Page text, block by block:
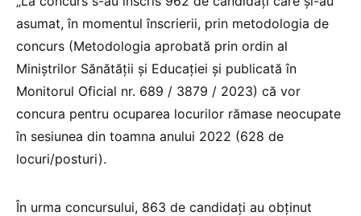
asumat, în momentul înscrierii, prin metodologia de
concurs (Metodologia aprobată prin ordin al
Miniștrilor Sănătății și Educației și publicată în
Monitorul Oficial nr. 689 / 3879 / 2023) că vor
concura pentru ocuparea locurilor rămase neocupate
în sesiunea din toamna anului 2022 (628 de
locuri/posturi).
În urma concursului, 863 de candidați au obținut